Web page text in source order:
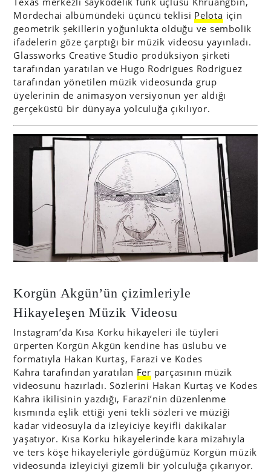
Mordechai albümündeki üçüncü teklisi Pelota için
geometrik şekillerin yoğunlukta olduğu ve sembolik
ifadelerin göze çarptığı bir müzik videosu yayınladı.
Glassworks Creative Studio prodüksiyon şirketi
tarafından yaratılan ve Hugo Rodrigues Rodriguez
tarafından yönetilen müzik videosunda grup
üyelerinin de animasyon versiyonun yer aldığı
gerçeküstü bir dünyaya yolculuğa çıkılıyor.
Korgün Akgün’ün çizimleriyle
Hikayeleşen Müzik Videosu
Instagram’da Kısa Korku hikayeleri ile tüyleri
ürperten Korgün Akgün kendine has üslubu ve
formatıyla Hakan Kurtaş, Farazi ve Kodes
Kahra tarafından yaratılan Fer parçasının müzik
videosunu hazırladı. Sözlerini Hakan Kurtaş ve Kodes
Kahra ikilisinin yazdığı, Farazi’nin düzenlenme
kısmında eşlik ettiği yeni tekli sözleri ve müziği
kadar videosuyla da izleyiciye keyifli dakikalar
yaşatıyor. Kısa Korku hikayelerinde kara mizahıyla
ve ters köşe hikayeleriyle gördüğümüz Korgün müzik
videosunda izleyiciyi gizemli bir yolculuğa çıkarıyor.